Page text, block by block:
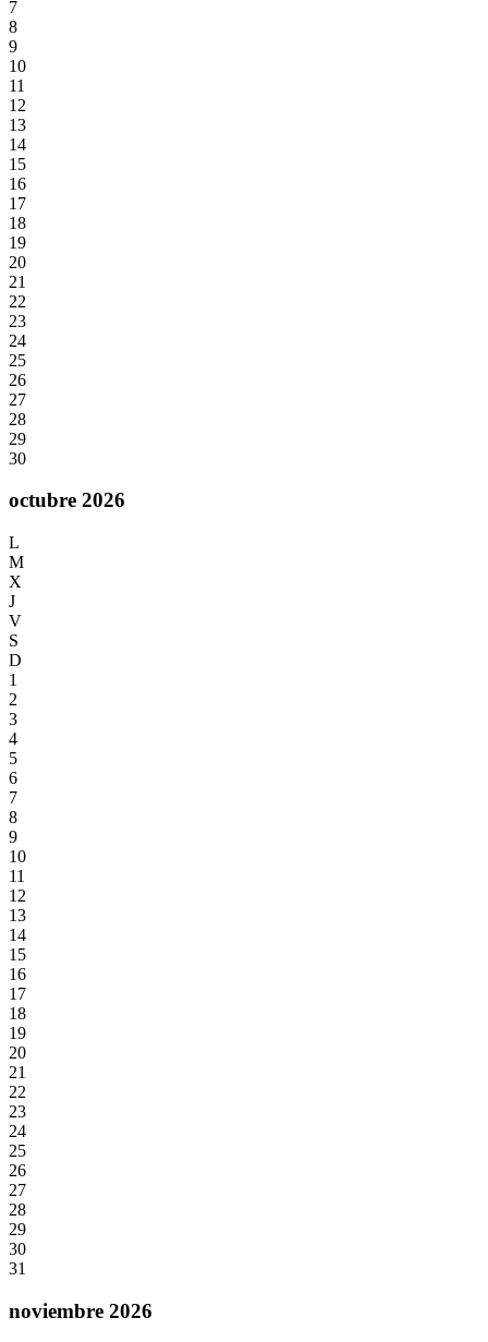
7
8
9
10
11
12
13
14
15
16
17
18
19
20
21
22
23
24
25
26
27
28
29
30
octubre 2026
L
M
X
J
V
S
D
1
2
3
4
5
6
7
8
9
10
11
12
13
14
15
16
17
18
19
20
21
22
23
24
25
26
27
28
29
30
31
noviembre 2026